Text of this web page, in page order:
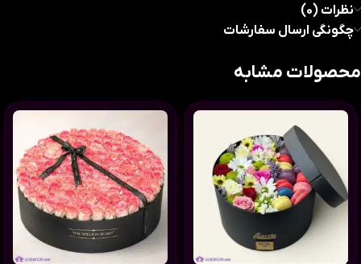
نظرات (0)
چگونگی ارسال سفارشات
محصولات مشابه